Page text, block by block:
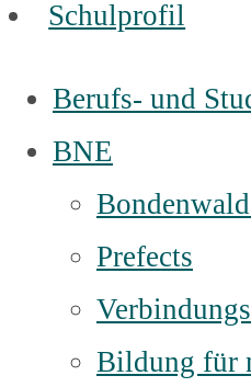
Schulprofil
Berufs- und
BNE
Prefects
Bildung für